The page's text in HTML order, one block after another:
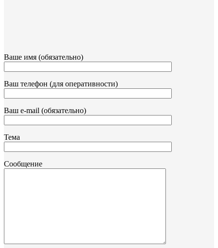
Ваше имя (обязательно)
Ваш телефон (для оперативности)
Ваш e-mail (обязательно)
Тема
Сообщение